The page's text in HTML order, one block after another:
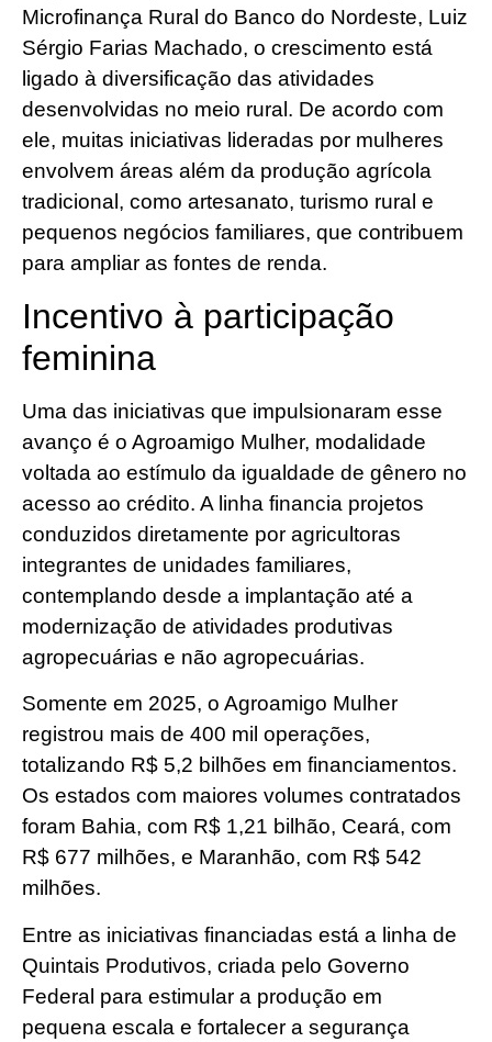
Microfinança Rural do Banco do Nordeste, Luiz
Sérgio Farias Machado, o crescimento está
ligado à diversificação das atividades
desenvolvidas no meio rural. De acordo com
ele, muitas iniciativas lideradas por mulheres
envolvem áreas além da produção agrícola
tradicional, como artesanato, turismo rural e
pequenos negócios familiares, que contribuem
para ampliar as fontes de renda.
Incentivo à participação
feminina
Uma das iniciativas que impulsionaram esse
avanço é o Agroamigo Mulher, modalidade
voltada ao estímulo da igualdade de gênero no
acesso ao crédito. A linha financia projetos
conduzidos diretamente por agricultoras
integrantes de unidades familiares,
contemplando desde a implantação até a
modernização de atividades produtivas
agropecuárias e não agropecuárias.
Somente em 2025, o Agroamigo Mulher
registrou mais de 400 mil operações,
totalizando R$ 5,2 bilhões em financiamentos.
Os estados com maiores volumes contratados
foram Bahia, com R$ 1,21 bilhão, Ceará, com
R$ 677 milhões, e Maranhão, com R$ 542
milhões.
Entre as iniciativas financiadas está a linha de
Quintais Produtivos, criada pelo Governo
Federal para estimular a produção em
pequena escala e fortalecer a segurança